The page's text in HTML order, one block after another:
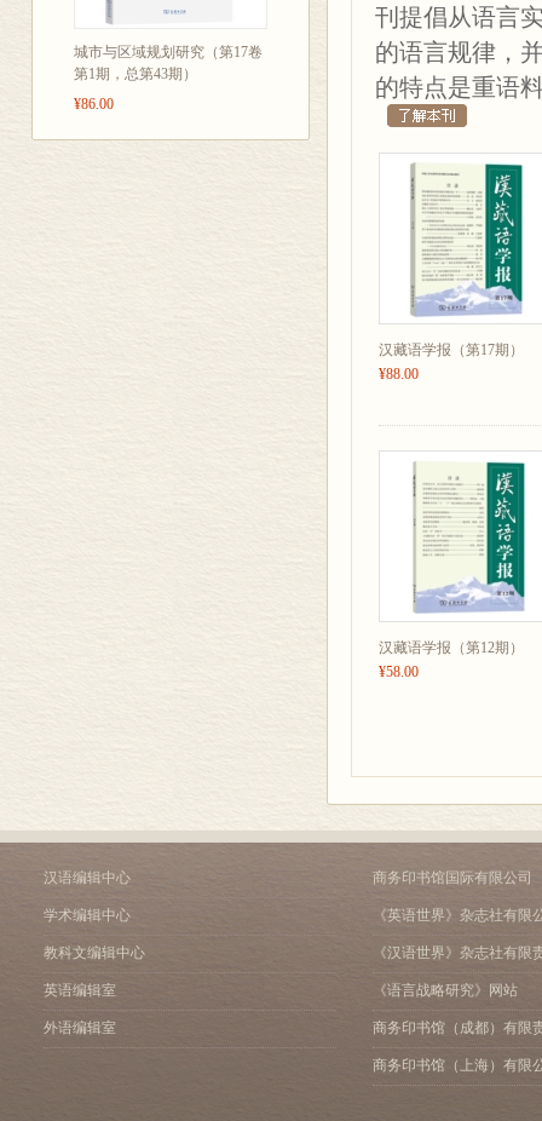
城市与区域规划研究（第17卷
第1期，总第43期）
¥86.00
刊提倡从语言
的语言规律，
的特点是重语
汉藏语学报（第17期）
¥88.00
汉藏语学报（第12期）
¥58.00
汉语编辑中心
学术编辑中心
教科文编辑中心
英语编辑室
外语编辑室
商务印书馆国际有限公司
《英语世界》杂志社有限
《汉语世界》杂志社有限
《语言战略研究》网站
商务印书馆（成都）有限
商务印书馆（上海）有限